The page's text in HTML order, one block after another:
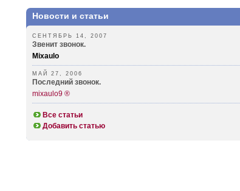
Новости и статьи
СЕНТЯБРЬ 14, 2007
Звенит звонок.
Mixaulo
МАЙ 27, 2006
Последний звонок.
mixaulo9 ®
Все статьи
Добавить статью